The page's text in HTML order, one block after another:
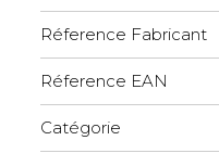
Réference Fabricant
Réference EAN
Catégorie